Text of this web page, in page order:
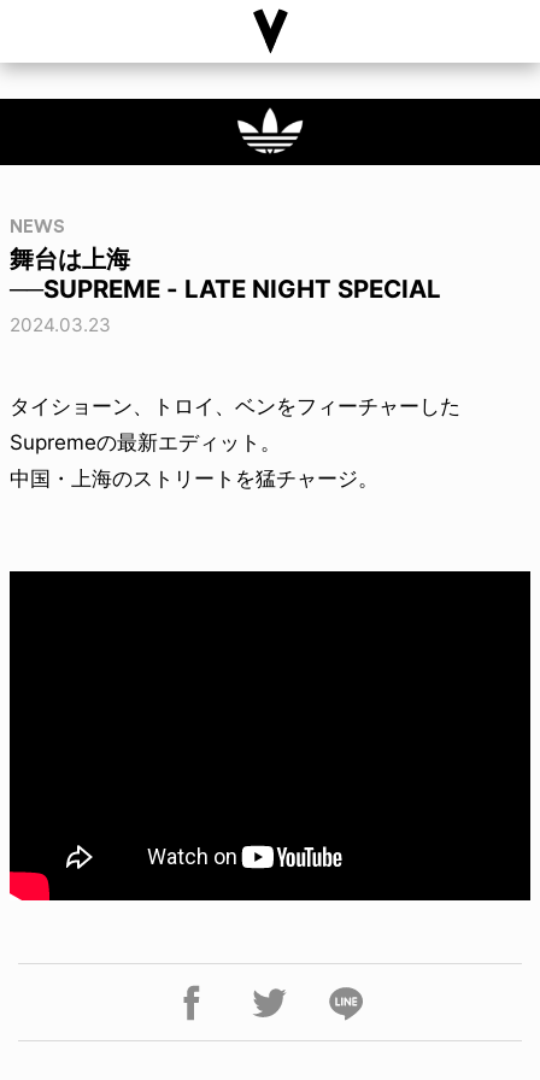
NEWS
舞台は上海
──SUPREME - LATE NIGHT SPECIAL
2024.03.23
タイショーン、トロイ、ベンをフィーチャーした
Supremeの最新エディット。
中国・上海のストリートを猛チャージ。